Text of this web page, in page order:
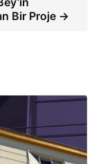
Bir Proje →